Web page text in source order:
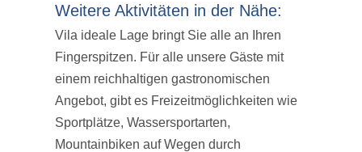
Weitere Aktivitäten in der Nähe:
Vila ideale Lage bringt Sie alle an Ihren
Fingerspitzen. Für alle unsere Gäste mit
einem reichhaltigen gastronomischen
Angebot, gibt es Freizeitmöglichkeiten wie
Sportplätze, Wassersportarten,
Mountainbiken auf Wegen durch